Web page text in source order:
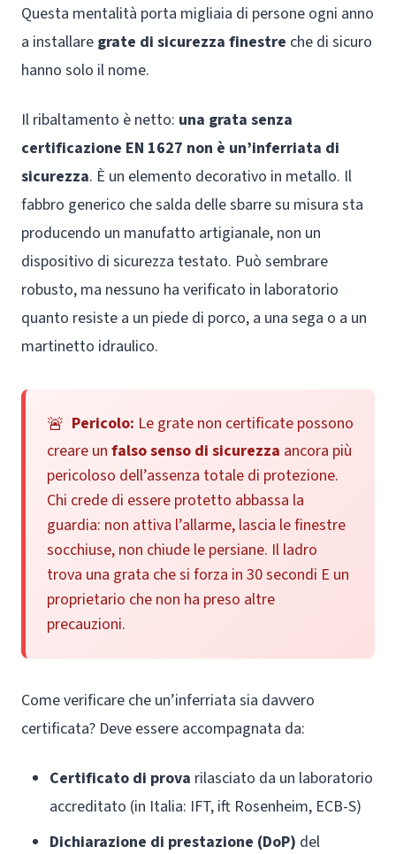
Questa mentalità porta migliaia di persone ogni anno
a installare grate di sicurezza finestre che di sicuro
hanno solo il nome.
Il ribaltamento è netto: una grata senza
certificazione EN 1627 non è un’inferriata di
sicurezza. È un elemento decorativo in metallo. Il
fabbro generico che salda delle sbarre su misura sta
producendo un manufatto artigianale, non un
dispositivo di sicurezza testato. Può sembrare
robusto, ma nessuno ha verificato in laboratorio
quanto resiste a un piede di porco, a una sega o a un
martinetto idraulico.
Pericolo: Le grate non certificate possono
creare un falso senso di sicurezza ancora più
pericoloso dell’assenza totale di protezione.
Chi crede di essere protetto abbassa la
guardia: non attiva l’allarme, lascia le finestre
socchiuse, non chiude le persiane. Il ladro
trova una grata che si forza in 30 secondi E un
proprietario che non ha preso altre
precauzioni.
Come verificare che un’inferriata sia davvero
certificata? Deve essere accompagnata da:
Certificato di prova rilasciato da un laboratorio
accreditato (in Italia: IFT, ift Rosenheim, ECB-S)
Dichiarazione di prestazione (DoP) del